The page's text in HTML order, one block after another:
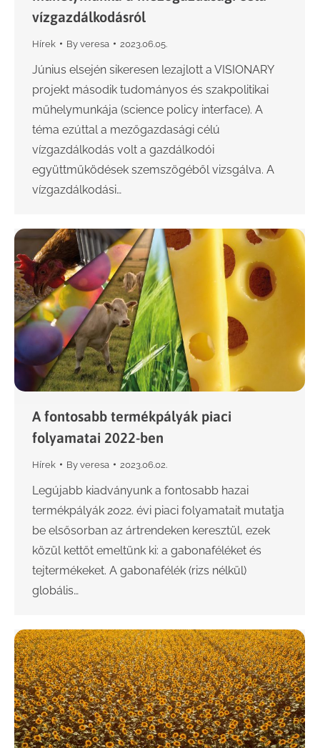
vízgazdálkodásról
Hírek By veresa 2023.06.05.
Június elsején sikeresen lezajlott a VISIONARY
projekt második tudományos és szakpolitikai
műhelymunkája (science policy interface). A
téma ezúttal a mezőgazdasági célú
vízgazdálkodás volt a gazdálkodói
együttműködések szemszögéből vizsgálva. A
vízgazdálkodási…
A fontosabb termékpályák piaci
folyamatai 2022-ben
Hírek By veresa 2023.06.02.
Legújabb kiadványunk a fontosabb hazai
termékpályák 2022. évi piaci folyamatait mutatja
be elsősorban az ártrendeken keresztül, ezek
közül kettőt emeltünk ki: a gabonaféléket és
tejtermékeket. A gabonafélék (rizs nélkül)
globális…